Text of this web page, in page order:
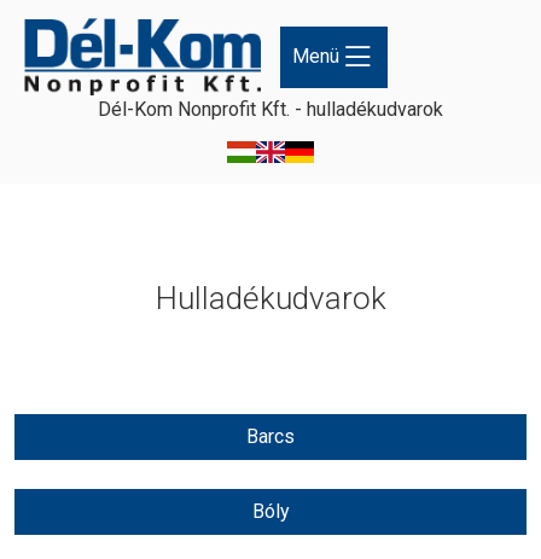
Dél-Kom Nonprofit Kft. - hulladékudvarok
Fő navigáció
Menü
Hulladékudvarok
Barcs
Bóly